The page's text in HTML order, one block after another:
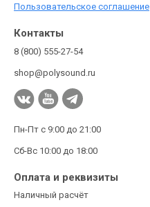
Пользовательское соглашение
Контакты
8 (800) 555-27-54
shop@polysound.ru
Пн-Пт с 9:00 до 21:00
Сб-Вс 10:00 до 18:00
Оплата и реквизиты
Наличный расчёт